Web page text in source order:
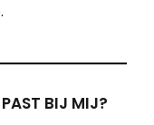
BIJ MIJ?